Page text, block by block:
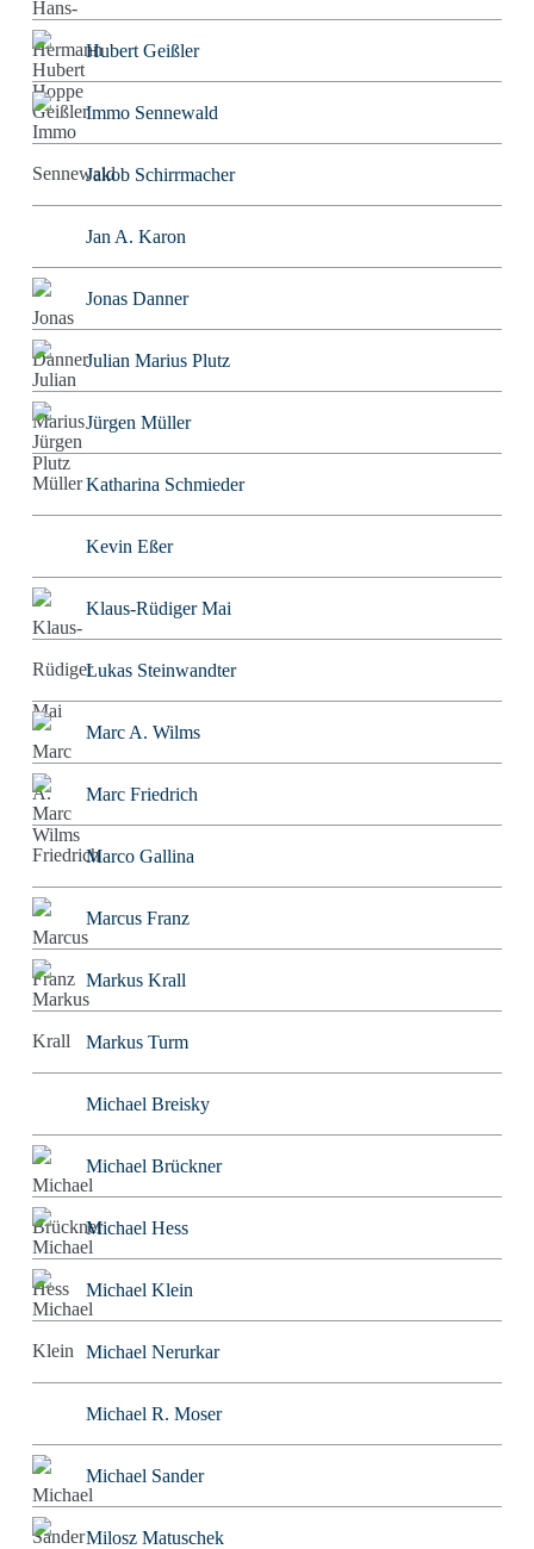
Hubert Geißler
Immo Sennewald
Jakob Schirrmacher
Jan A. Karon
Jonas Danner
Julian Marius Plutz
Jürgen Müller
Katharina Schmieder
Kevin Eßer
Klaus-Rüdiger Mai
Lukas Steinwandter
Marc A. Wilms
Marc Friedrich
Marco Gallina
Marcus Franz
Markus Krall
Markus Turm
Michael Breisky
Michael Brückner
Michael Hess
Michael Klein
Michael Nerurkar
Michael R. Moser
Michael Sander
Milosz Matuschek